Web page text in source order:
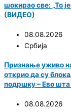
шокирао све: „То
(ВИДЕО)
08.08.2026
Србија
Признање уживо
открио да су
подршку – Ево шта
08.08.2026